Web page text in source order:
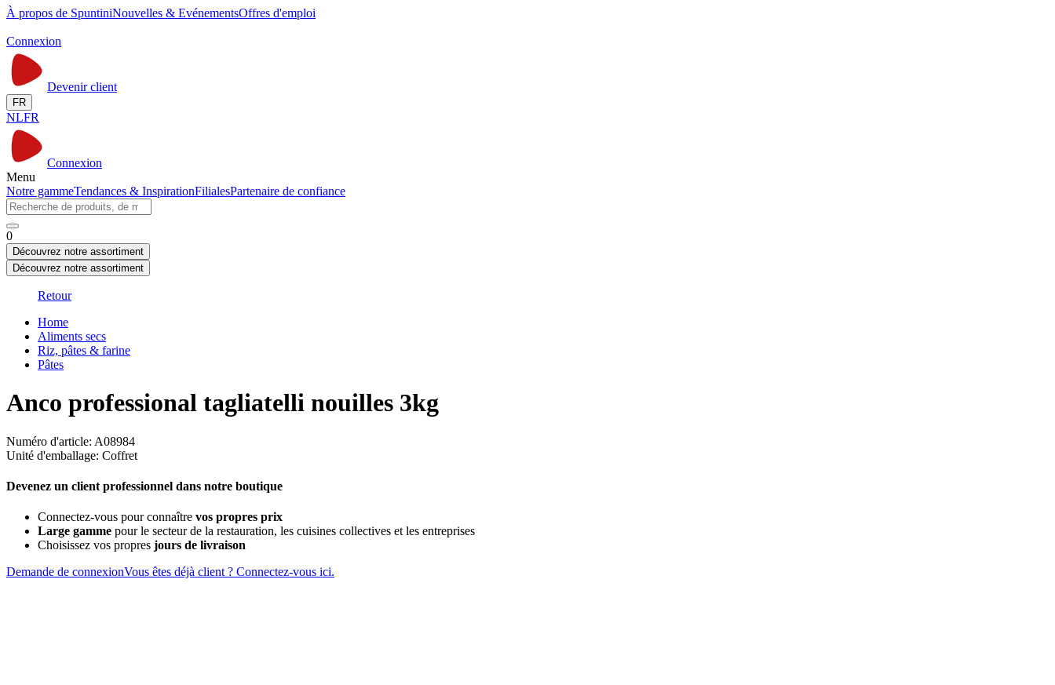
À propos de SpuntiniNouvelles & EvénementsOffres d'emploi
Connexion
Devenir client
FR
NLFR
Connexion
Menu
Notre gammeTendances & InspirationFilialesPartenaire de confiance
0
Découvrez notre assortiment
Découvrez notre assortiment
Retour
Home
Aliments secs
Riz, pâtes & farine
Pâtes
Anco professional tagliatelli nouilles 3kg
Numéro d'article: A08984
Unité d'emballage: Coffret
Devenez un client professionnel dans notre boutique
Connectez-vous pour connaître vos propres prix
Large gamme pour le secteur de la restauration, les cuisines collectives et les entreprises
Choisissez vos propres jours de livraison
Demande de connexionVous êtes déjà client ? Connectez-vous ici.